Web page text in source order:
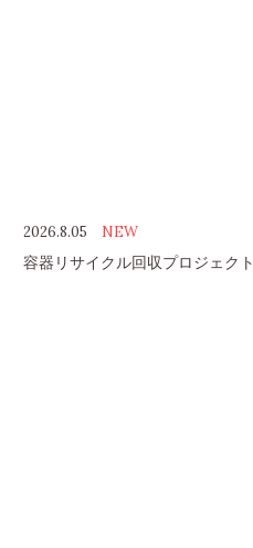
2026.8.05 NEW
容器リサイクル回収プロジェクト